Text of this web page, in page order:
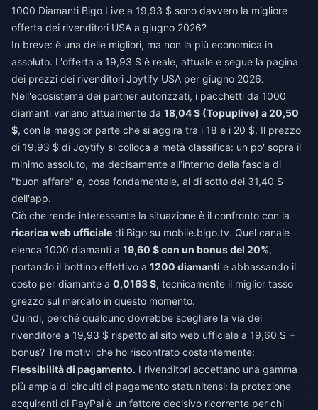
1000 Diamanti Bigo Live a 19,93 $ sono davvero la migliore
offerta dei rivenditori USA a giugno 2026?
In breve: è una delle migliori, ma non la più economica in
assoluto. L'offerta a 19,93 $ è reale, attuale e segue la pagina
dei prezzi dei rivenditori Joytify USA per giugno 2026.
Nell'ecosistema dei partner autorizzati, i pacchetti da 1000
diamanti variano attualmente da 18,04 $ (Topuplive) a 20,50
$, con la maggior parte che si aggira tra i 18 e i 20 $. Il prezzo
di 19,93 $ di Joytify si colloca a metà classifica: un po' sopra il
minimo assoluto, ma decisamente all'interno della fascia di
"buon affare" e, cosa fondamentale, al di sotto dei 31,40 $
dell'app.
Ciò che rende interessante la situazione è il confronto con la
ricarica web ufficiale di Bigo su mobile.bigo.tv. Quel canale
elenca 1000 diamanti a 19,60 $ con un bonus del 20%,
portando il bottino effettivo a 1200 diamanti e abbassando il
costo per diamante a 0,0163 $, tecnicamente il miglior tasso
grezzo sul mercato in questo momento.
Quindi, perché qualcuno dovrebbe scegliere la via del
rivenditore a 19,93 $ rispetto al sito web ufficiale a 19,60 $ +
bonus? Tre motivi che ho riscontrato costantemente:
Flessibilità di pagamento. I rivenditori accettano una gamma
più ampia di circuiti di pagamento statunitensi: la protezione
acquirenti di PayPal è un fattore decisivo ricorrente per chi